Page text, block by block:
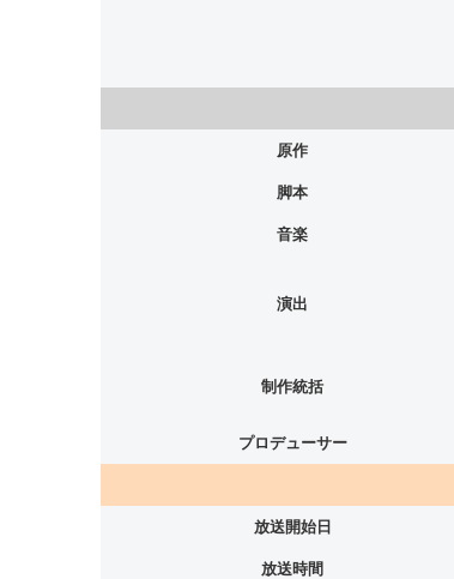
原作
脚本
音楽
演出
制作統括
プロデューサー
放送開始日
放送時間